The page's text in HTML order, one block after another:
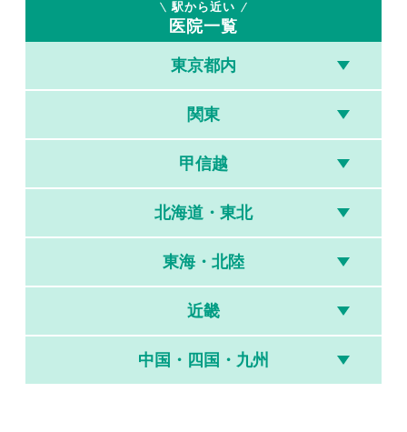
駅から近い
医院一覧
東京都内
関東
甲信越
北海道・東北
東海・北陸
近畿
中国・四国・九州